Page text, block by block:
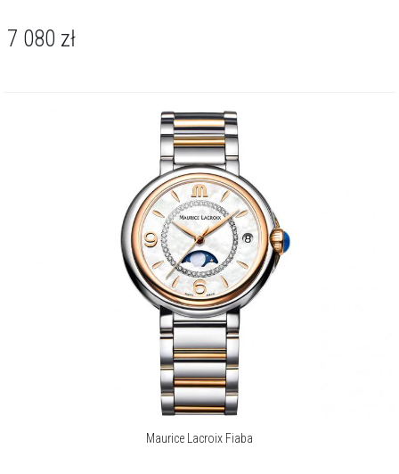
7 080 zł
Maurice Lacroix Fiaba